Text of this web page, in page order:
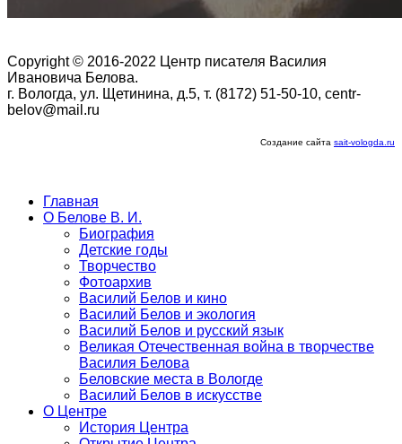
Copyright © 2016-2022 Центр писателя Василия
Ивановича Белова.
г. Вологда, ул. Щетинина, д.5, т. (8172) 51-50-10, centr-
belov@mail.ru
Создание сайта sait-vologda.ru
Главная
О Белове В. И.
Биография
Детские годы
Творчество
Фотоархив
Василий Белов и кино
Василий Белов и экология
Василий Белов и русский язык
Великая Отечественная война в творчестве
Василия Белова
Беловские места в Вологде
Василий Белов в искусстве
О Центре
История Центра